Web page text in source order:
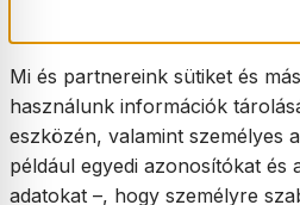
Mi és partnereink sütiket és
használunk információk
eszközén, valamint személyes
például egyedi azonosítókat és
adatokat –, hogy személyre